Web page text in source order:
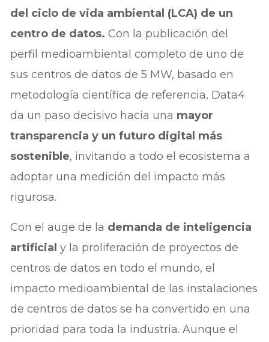
del ciclo de vida ambiental (LCA) de un
centro de datos. Con la publicación del
perfil medioambiental completo de uno de
sus centros de datos de 5 MW, basado en
metodología científica de referencia, Data4
da un paso decisivo hacia una mayor
transparencia y un futuro digital más
sostenible, invitando a todo el ecosistema a
adoptar una medición del impacto más
rigurosa.
Con el auge de la demanda de inteligencia
artificialy la proliferación de proyectos de
centros de datos en todo el mundo, el
impacto medioambiental de las instalaciones
de centros de datos se ha convertido en una
prioridad para toda la industria. Aunque el